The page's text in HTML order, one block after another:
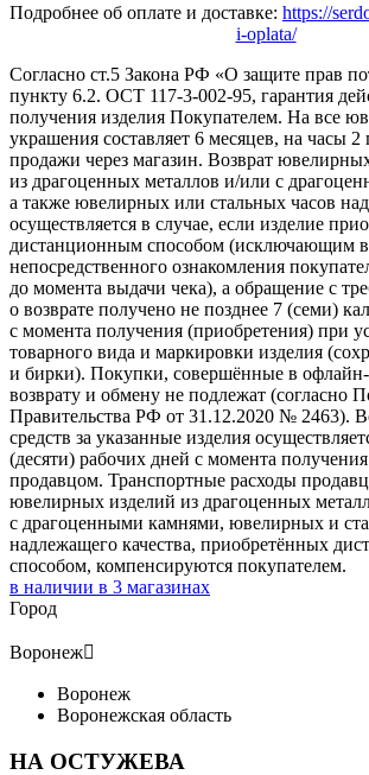
Подробнее об оплате и доставке: https://
i-oplata/
Согласно ст.5 Закона РФ «О защите прав
пункту 6.2. ОСТ 117-3-002-95, гарантия
получения изделия Покупателем. На все
украшения составляет 6 месяцев, на часы 2
продажи через магазин. Возврат
из драгоценных металлов и/или с
а также ювелирных или стальных часов
осуществляется в случае, если изделие
дистанционным способом (исключающим
непосредственного ознакомления
до момента выдачи чека), а обращение с
о возврате получено не позднее 7 (семи)
с момента получения (приобретения) при
товарного вида и маркировки изделия
и бирки). Покупки, совершённые в офлайн-
возврату и обмену не подлежат (согласно
Правительства РФ от 31.12.2020 № 2463).
средств за указанные изделия
(десяти) рабочих дней с момента
продавцом. Транспортные расходы
ювелирных изделий из драгоценных
с драгоценными камнями, ювелирных и
надлежащего качества, приобретённых
способом, компенсируются покупателем.
в наличии в 3 магазинах
Город
Воронеж
Воронеж
Воронежская область
НА ОСТУЖЕВА